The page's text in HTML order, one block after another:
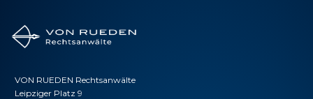
VON RUEDEN Rechtsanwälte
Leipziger Platz 9